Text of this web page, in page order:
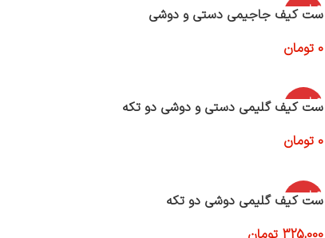
اتمام موج
ودی
ست کیف جاجیمی دستی و دوشی
0 تومان
اتمام موج
ودی
ست کیف گلیمی دستی و دوشی دو تکه
0 تومان
اتمام موج
ودی
ست کیف گلیمی دوشی دو تکه